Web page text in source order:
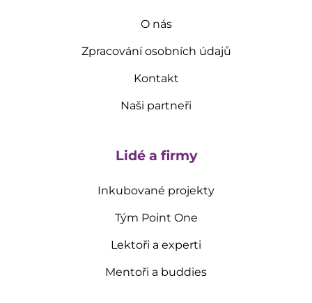
O nás
Zpracování osobních údajů
Kontakt
Naši partneři
Lidé a firmy
Inkubované projekty
Tým Point One
Lektoři a experti
Mentoři a buddies